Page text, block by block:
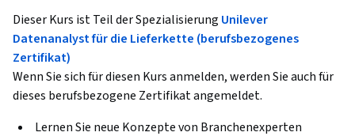
Dieser Kurs ist Teil der Spezialisierung Unilever
Datenanalyst für die Lieferkette (berufsbezogenes
Zertifikat)
Wenn Sie sich für diesen Kurs anmelden, werden Sie auch für
dieses berufsbezogene Zertifikat angemeldet.
Lernen Sie neue Konzepte von Branchenexperten